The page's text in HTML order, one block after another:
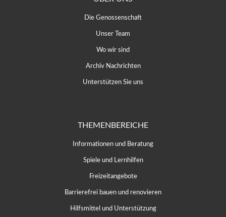
Die Genossenschaft
Unser Team
Wo wir sind
Archiv Nachrichten
Unterstützen Sie uns
THEMENBEREICHE
Informationen und Beratung
Spiele und Lernhilfen
Freizeitangebote
Barrierefrei bauen und renovieren
Hilfsmittel und Unterstützung